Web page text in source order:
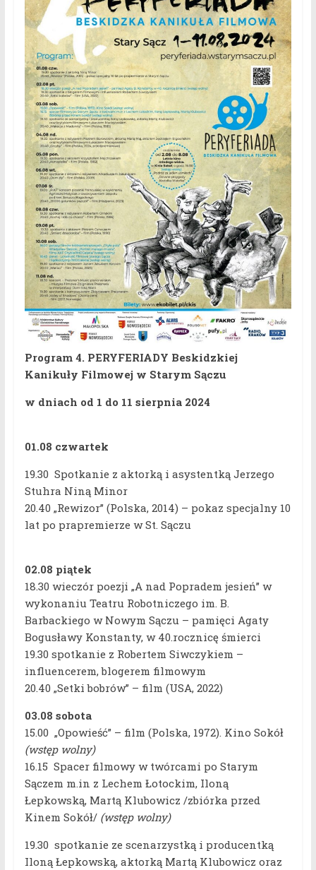
Program 4. PERYFERIADY Beskidzkiej
Kanikuły Filmowej w Starym Sączu
w dniach od 1 do 11 sierpnia 2024
01.08 czwartek
19.30 Spotkanie z aktorką i asystentką Jerzego
Stuhra Niną Minor
20.40 „Rewizor” (Polska, 2014) – pokaz specjalny 10
lat po prapremierze w St. Sączu
02.08 piątek
18.30 wieczór poezji „A nad Popradem jesień” w
wykonaniu Teatru Robotniczego im. B.
Barbackiego w Nowym Sączu – pamięci Agaty
Bogusławy Konstanty, w 40.rocznicę śmierci
19.30 spotkanie z Robertem Siwczykiem –
influencerem, blogerem filmowym
20.40 „Setki bobrów” – film (USA, 2022)
03.08 sobota
15.00 „Opowieść” – film (Polska, 1972). Kino Sokół
(wstęp wolny)
16.15 Spacer filmowy w twórcami po Starym
Sączem m.in z Lechem Łotockim, Iloną
Łepkowską, Martą Klubowicz /zbiórka przed
Kinem Sokół/ (wstęp wolny)
19.30 spotkanie ze scenarzystką i producentką
Iloną Łepkowską, aktorką Martą Klubowicz oraz